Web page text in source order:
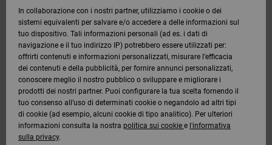
In collaborazione con i nostri partner, utilizziamo i cookie o dei
sistemi equivalenti per salvare e/o accedere a delle informazioni sul
tuo dispositivo. Tali informazioni personali (ad es. i dati di
navigazione e il tuo indirizzo IP) potrebbero essere utilizzati per:
offrirti contenuti e informazioni personalizzati, misurare l’efficacia
dei contenuti e della pubblicità, per fornire annunci personalizzati,
conoscere meglio il nostro pubblico o sviluppare e migliorare i
prodotti dei nostri partner. Puoi configurare la tua scelta fornendo il
tuo consenso all’uso di determinati cookie o negandolo ad altri tipi
di cookie (ad esempio, alcuni cookie di tipo analitico). Per ulteriori
informazioni consulta la nostra politica sui cookie e l'informativa
sulla privacy.